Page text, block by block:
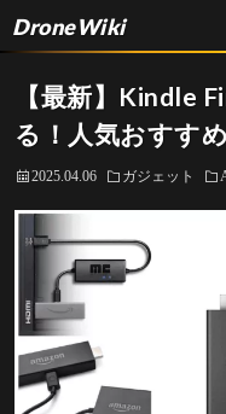
DroneWiki
【最新】Kindle
る！人気おすす
2025.04.06 ガジェット